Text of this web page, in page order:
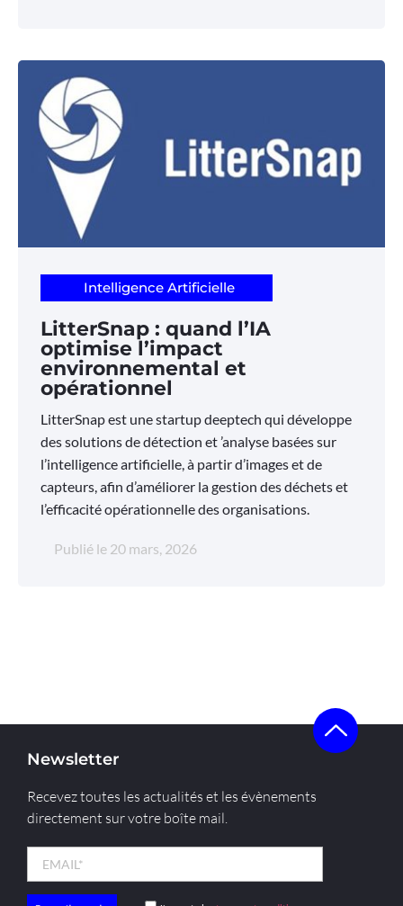
Intelligence Artificielle
LitterSnap : quand l’IA
optimise l’impact
environnemental et
opérationnel
LitterSnap est une startup deeptech qui développe
des solutions de détection et ’analyse basées sur
l’intelligence artificielle, à partir d’images et de
capteurs, afin d’améliorer la gestion des déchets et
l’efficacité opérationnelle des organisations.
Publié le 20 mars, 2026
Newsletter
Recevez toutes les actualités et les évènements
directement sur votre boîte mail.